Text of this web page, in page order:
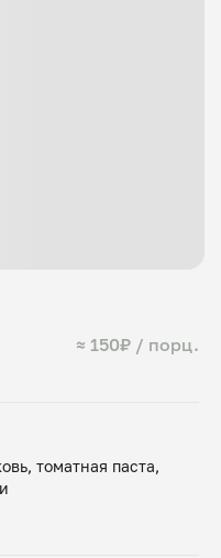
≈ 150₽ / порц.
томатная паста,